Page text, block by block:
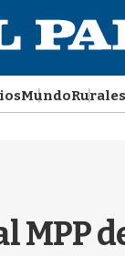
MundoRurales